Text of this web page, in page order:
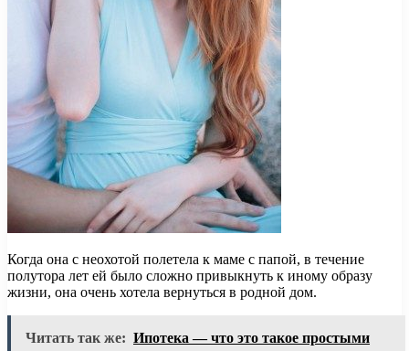
Когда она с неохотой полетела к маме с папой, в течение
полутора лет ей было сложно привыкнуть к иному образу
жизни, она очень хотела вернуться в родной дом.
Читать так же: Ипотека — что это такое простыми